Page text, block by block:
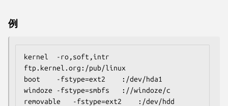
例
kernel	-ro,soft,intr
ftp.kernel.org:/pub/linux
boot	-fstype=ext2	:/dev/hda1
windoze	-fstype=smbfs	://windoze/c
removable	-fstype=ext2	:/dev/hdd